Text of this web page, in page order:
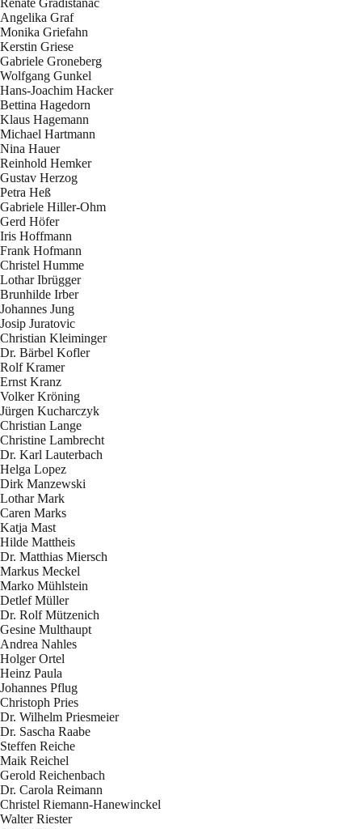
Renate Gradistanac
Angelika Graf
Monika Griefahn
Kerstin Griese
Gabriele Groneberg
Wolfgang Gunkel
Hans-Joachim Hacker
Bettina Hagedorn
Klaus Hagemann
Michael Hartmann
Nina Hauer
Reinhold Hemker
Gustav Herzog
Petra Heß
Gabriele Hiller-Ohm
Gerd Höfer
Iris Hoffmann
Frank Hofmann
Christel Humme
Lothar Ibrügger
Brunhilde Irber
Johannes Jung
Josip Juratovic
Christian Kleiminger
Dr. Bärbel Kofler
Rolf Kramer
Ernst Kranz
Volker Kröning
Jürgen Kucharczyk
Christian Lange
Christine Lambrecht
Dr. Karl Lauterbach
Helga Lopez
Dirk Manzewski
Lothar Mark
Caren Marks
Katja Mast
Hilde Mattheis
Dr. Matthias Miersch
Markus Meckel
Marko Mühlstein
Detlef Müller
Dr. Rolf Mützenich
Gesine Multhaupt
Andrea Nahles
Holger Ortel
Heinz Paula
Johannes Pflug
Christoph Pries
Dr. Wilhelm Priesmeier
Dr. Sascha Raabe
Steffen Reiche
Maik Reichel
Gerold Reichenbach
Dr. Carola Reimann
Christel Riemann-Hanewinckel
Walter Riester